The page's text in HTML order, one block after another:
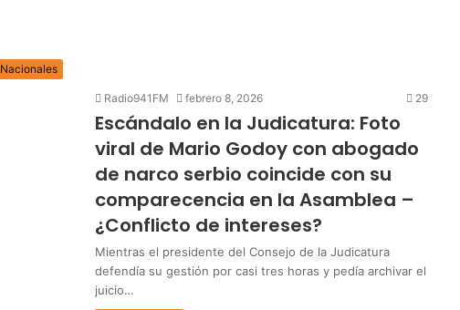
Nacionales
Radio941FM febrero 8, 2026 29
Escándalo en la Judicatura: Foto
viral de Mario Godoy con abogado
de narco serbio coincide con su
comparecencia en la Asamblea –
¿Conflicto de intereses?
Mientras el presidente del Consejo de la Judicatura
defendía su gestión por casi tres horas y pedía archivar el
juicio…